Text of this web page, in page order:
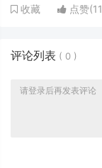
收藏 点赞(11
评论列表 ( 0 )